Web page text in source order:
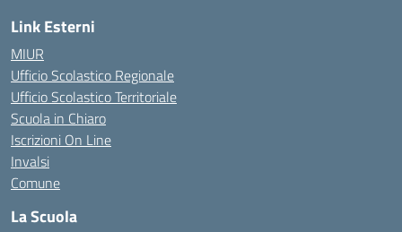
Link Esterni
MIUR
Ufficio Scolastico Regionale
Ufficio Scolastico Territoriale
Scuola in Chiaro
Iscrizioni On Line
Invalsi
Comune
La Scuola